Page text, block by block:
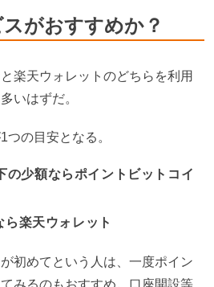
がおすすめか？
楽天ウォレットのどちらを利用
いはずだ。
つの目安となる。
の少額ならポイントビットコイ
楽天ウォレット
初めてという人は、一度ポイン